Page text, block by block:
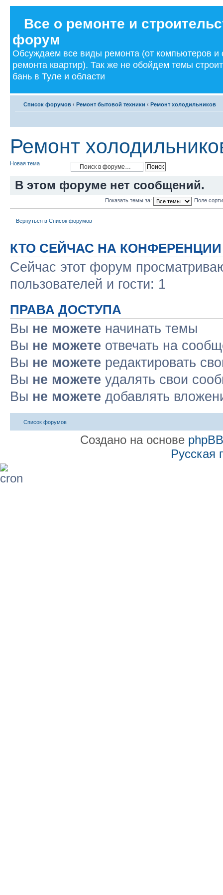
Все о ремонте и
форум
Обсуждаем все виды ремонта (от компьютеров
ремонта квартир). Так же не обойдем темы
бань в Туле и области
Список форумов ‹ Ремонт бытовой техники ‹ Ремонт холодильников
Ремонт
Новая тема
В этом форуме нет сообщений.
Показать темы за: Поле
Вернуться в Список форумов
КТО СЕЙЧАС НА КОНФЕРЕНЦИИ
Сейчас этот форум
пользователей и гости: 1
ПРАВА ДОСТУПА
Вы не можете начинать темы
Вы не можете отвечать на
Вы не можете редактировать
Вы не можете удалять свои
Вы не можете добавлять
Список форумов
Создано на основе phpBB
Русская